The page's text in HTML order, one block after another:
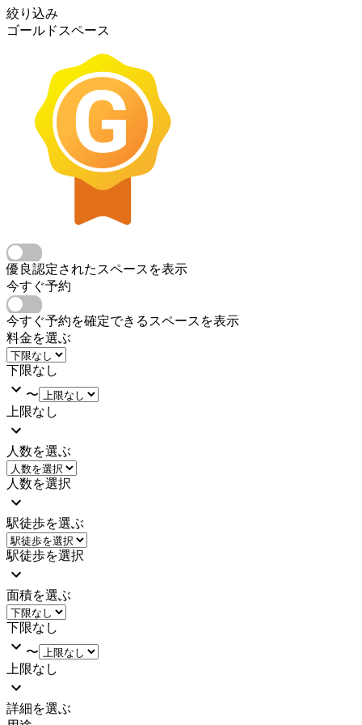
絞り込み
ゴールドスペース
優良認定されたスペースを表示
今すぐ予約
今すぐ予約を確定できるスペースを表示
料金を選ぶ
下限なし
〜
上限なし
人数を選ぶ
人数を選択
駅徒歩を選ぶ
駅徒歩を選択
面積を選ぶ
下限なし
〜
上限なし
詳細を選ぶ